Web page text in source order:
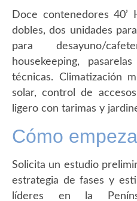
Doce contenedores 40’
dobles, dos unidades
para desayuno/
housekeeping,
técnicas. Climatización
solar, control de
ligero con tarimas y
Cómo
Solicita un estudio
estrategia de fases y
líderes en la